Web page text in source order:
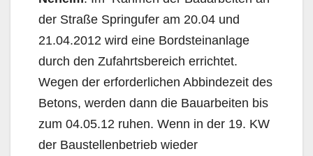
der Straße Springufer am 20.04 und
21.04.2012 wird eine Bordsteinanlage
durch den Zufahrtsbereich errichtet.
Wegen der erforderlichen Abbindezeit des
Betons, werden dann die Bauarbeiten bis
zum 04.05.12 ruhen. Wenn in der 19. KW
der Baustellenbetrieb wieder